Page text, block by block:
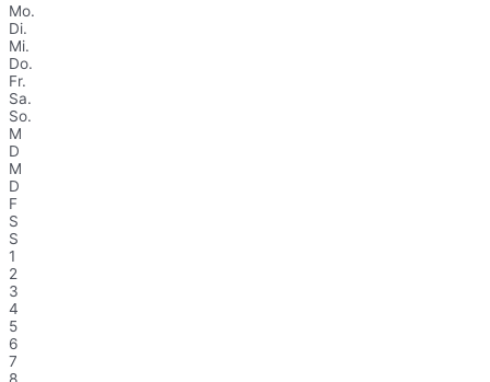
Mo.
Di.
Mi.
Do.
Fr.
Sa.
So.
M
D
M
D
F
S
S
1
2
3
4
5
6
7
8